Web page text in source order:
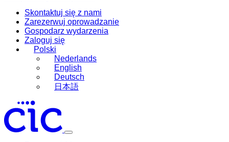
Skontaktuj się z nami
Zarezerwuj oprowadzanie
Gospodarz wydarzenia
Zaloguj się
Polski
Nederlands
English
Deutsch
日本語